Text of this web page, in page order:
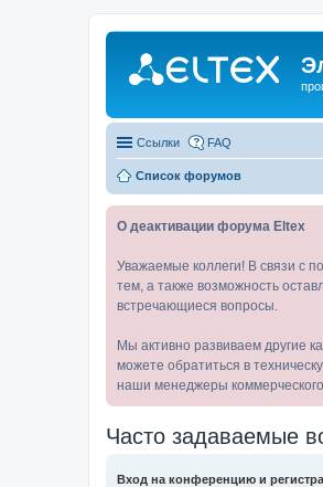
Ссылки FAQ
Список форумов
О деактивации форума Eltex
Уважаемые коллеги! В связи с
тем, а также возможность
встречающиеся вопросы.
Мы активно развиваем другие
можете обратиться в
наши менеджеры
Часто задаваемые
Вход на конференцию и